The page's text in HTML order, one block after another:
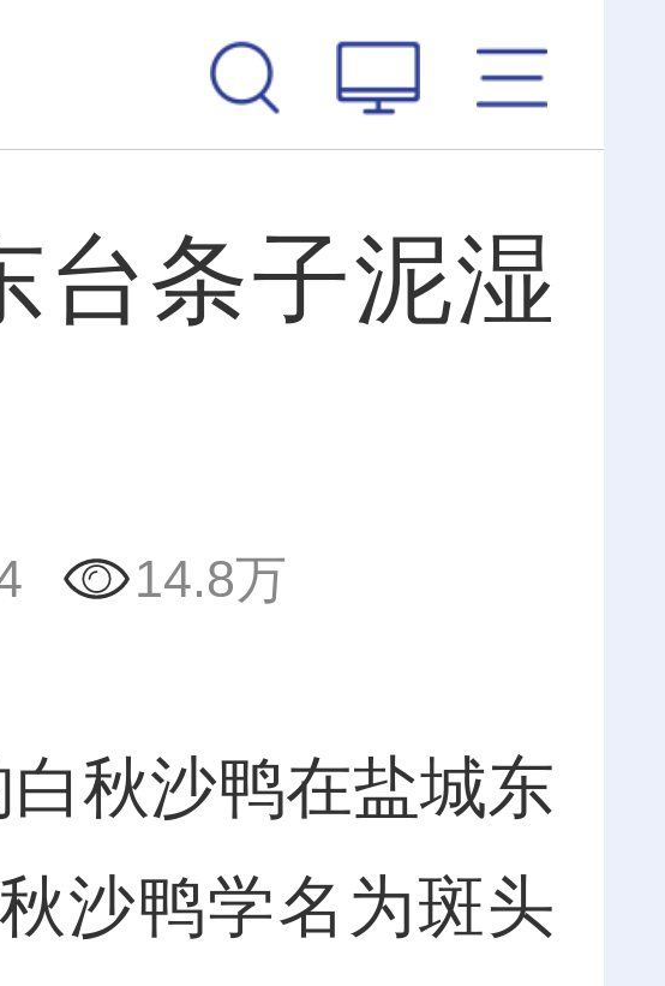
台条子泥湿
14.8万
秋沙鸭在盐城东
沙鸭学名为斑头